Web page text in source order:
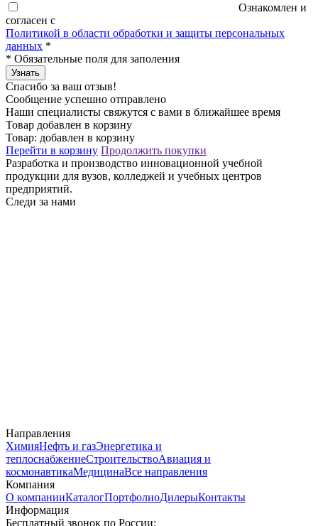
Ознакомлен и
согласен с
Политикой в области обработки и защиты персональных
данных *
* Обязательные поля для заполения
Узнать
Спасибо за ваш отзыв!
Сообщение успешно отправлено
Наши специалисты свяжутся с вами в ближайшее время
Товар добавлен в корзину
Товар: добавлен в корзину
Перейти в корзину Продолжить покупки
Разработка и производство инновационной учебной
продукции для вузов, колледжей и учебных центров
предприятий.
Следи за нами
Направления
ХимияНефть и газЭнергетика и
теплоснабжениеСтроительствоАвиация и
космонавтикаМедицинаВсе направления
Компания
О компанииКаталогПортфолиоДилерыКонтакты
Информация
Бесплатный звонок по России: